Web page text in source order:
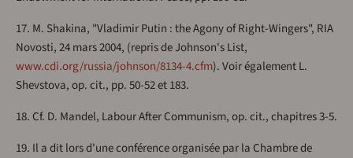
17. M. Shakina, "Vladimir Putin : the Agony of Right-Wingers", RIA
Novosti, 24 mars 2004, (repris de Johnson's List,
www.cdi.org/russia/johnson/8134-4.cfm). Voir également L.
Shevstova, op. cit., pp. 50-52 et 183.
18. Cf. D. Mandel, Labour After Communism, op. cit., chapitres 3-5.
19. Il a dit lors d'une conférence organisée par la Chambre de